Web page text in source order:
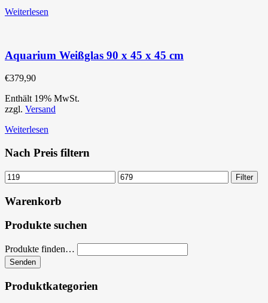
Weiterlesen
Aquarium Weißglas 90 x 45 x 45 cm
€379,90
Enthält 19% MwSt.
zzgl. Versand
Weiterlesen
Nach Preis filtern
Filter
Warenkorb
Produkte suchen
Produkte finden…
Produktkategorien